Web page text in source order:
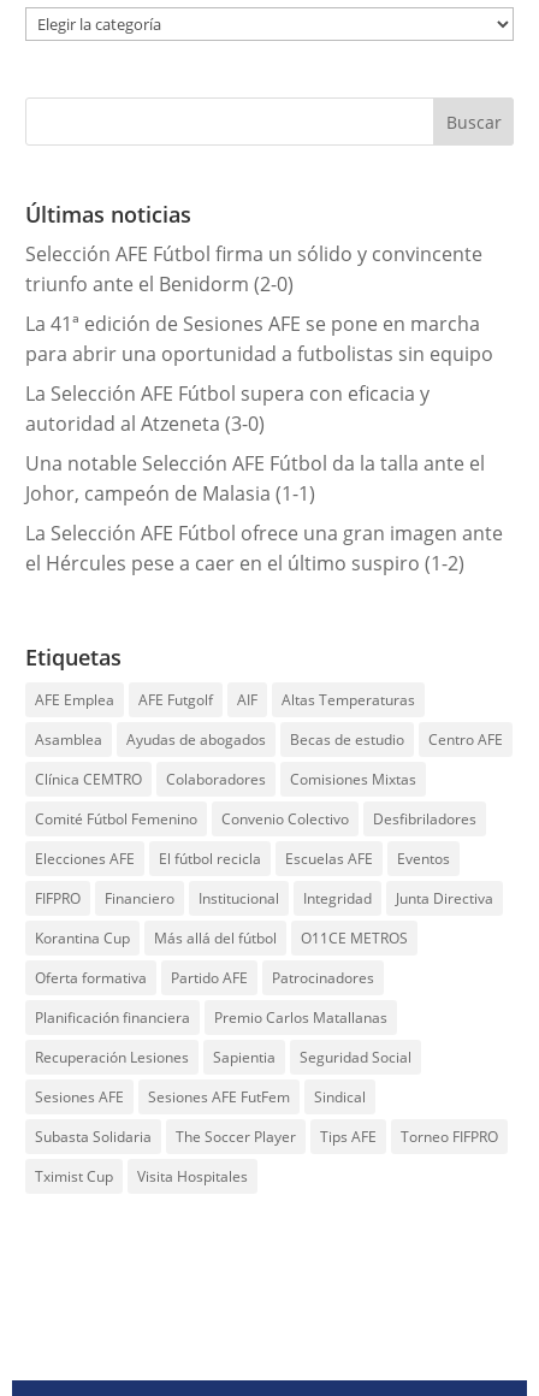
g
r
a
s
Últimas noticias
Selección AFE Fútbol firma un sólido y convincente
triunfo ante el Benidorm (2-0)
La 41ª edición de Sesiones AFE se pone en marcha
para abrir una oportunidad a futbolistas sin equipo
La Selección AFE Fútbol supera con eficacia y
autoridad al Atzeneta (3-0)
Una notable Selección AFE Fútbol da la talla ante el
Johor, campeón de Malasia (1-1)
La Selección AFE Fútbol ofrece una gran imagen ante
el Hércules pese a caer en el último suspiro (1-2)
Etiquetas
AFE Emplea AFE Futgolf AIF
Altas Temperaturas
Asamblea
Ayudas de abogados Becas de estudio
Centro AFE
Clínica CEMTRO
Colaboradores
Comisiones Mixtas
Comité Fútbol Femenino
Convenio Colectivo
Desfibriladores
Elecciones AFE
El fútbol recicla Escuelas AFE
Eventos
FIFPRO
Financiero Institucional Integridad
Junta Directiva
Korantina Cup
Más allá del fútbol
O11CE METROS
Oferta formativa
Partido AFE
Patrocinadores
Planificación financiera
Premio Carlos Matallanas
Recuperación Lesiones
Sapientia
Seguridad Social
Sesiones AFE
Sesiones AFE FutFem
Sindical
Subasta Solidaria
The Soccer Player Tips AFE
Torneo FIFPRO
Tximist Cup
Visita Hospitales